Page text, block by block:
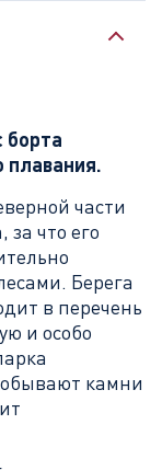
борта
плавания.
части
за что его
Берега
в перечень
и особо
камни